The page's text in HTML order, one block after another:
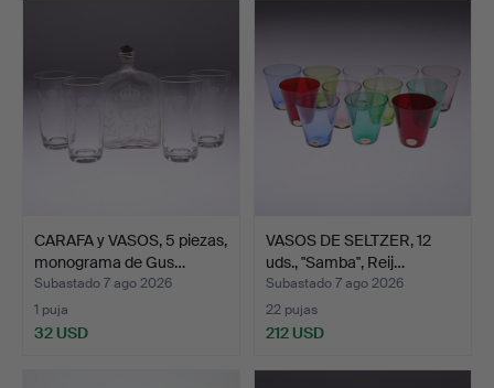
CARAFA y VASOS, 5 piezas,
monograma de Gus…
Subastado 7 ago 2026
1 puja
32 USD
VASOS DE SELTZER, 12
uds., ''Samba'', Reij…
Subastado 7 ago 2026
22 pujas
212 USD